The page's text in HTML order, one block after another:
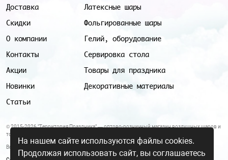
Доставка
Скидки
О компании
Контакты
Акции
Новинки
Статьи
Латексные шары
Фольгированные шары
Гелий, оборудование
Сервировка стола
Товары для праздника
Декоративные материалы
© 2015-2026 "Территория Праздника" — оптово-розничный магазин воздушных шаров и
товаров для праздника.
Все цены и условия, указанные на данном сайте, не являются публичной офертой.
На нашем сайте используются файлы cookies.
Продолжая использовать сайт, вы соглашаетесь